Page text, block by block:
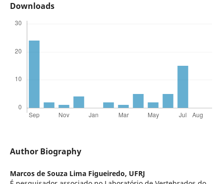
Downloads
Author Biography
Marcos de Souza Lima Figueiredo, UFRJ